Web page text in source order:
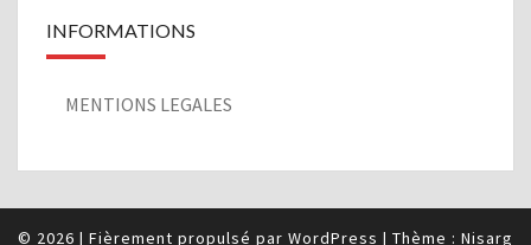
INFORMATIONS
MENTIONS LEGALES
© 2026 | Fièrement propulsé par WordPress | Thème : Nisarg